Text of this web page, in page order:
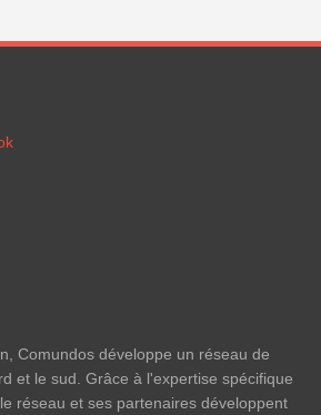
Comundos développe un réseau de
et le sud. Grâce à l'expertise spécifique
réseau et ses partenaires développent